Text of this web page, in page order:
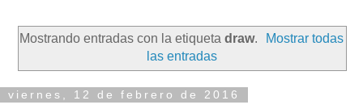
Mostrando entradas con la etiqueta draw.
Mostrar todas
las entradas
viernes, 12 de febrero de 2016